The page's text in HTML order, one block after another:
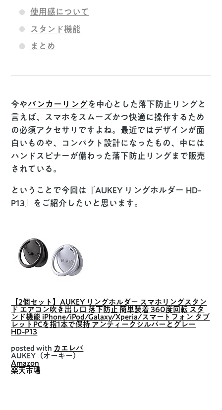
使用感について
スタンド機能
まとめ
今やバンカーリングを中心とした落下防止リングと
言えば、 スマホをスムーズかつ快適に操作するため
の必須アクセサリですよね。最近ではデザインが面
白いものや、コンパクト設計になったもの、中には
ハンドスピナーが備わった落下防止リングまで販売
されている。
ということで今回は『AUKEY リングホルダー HD-
P13 』をご紹介したいと思います。
【2個セット】AUKEY リングホルダー スマホリングスタン
ド エアコン吹き出し口 落下防止 簡単装着 360度回転 スタ
ンド機能 iPhone/iPod/Galaxy/Xperia/スマートフォン タブ
レットPCを指1本で保持 アンティークシルパーとグレー
HD-P13
posted with カエレバ
AUKEY（オーキー）
Amazon
楽天市場